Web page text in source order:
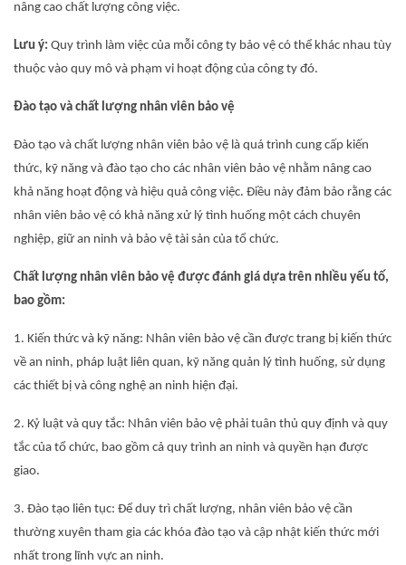
nâng cao chất lượng công việc.
Lưu ý: Quy trình làm việc của mỗi công ty bảo vệ có thể khác nhau tùy
thuộc vào quy mô và phạm vi hoạt động của công ty đó.
Đào tạo và chất lượng nhân viên bảo vệ
Đào tạo và chất lượng nhân viên bảo vệ là quá trình cung cấp kiến
thức, kỹ năng và đào tạo cho các nhân viên bảo vệ nhằm nâng cao
khả năng hoạt động và hiệu quả công việc. Điều này đảm bảo rằng các
nhân viên bảo vệ có khả năng xử lý tình huống một cách chuyên
nghiệp, giữ an ninh và bảo vệ tài sản của tổ chức.
Chất lượng nhân viên bảo vệ được đánh giá dựa trên nhiều yếu tố,
bao gồm:
1. Kiến thức và kỹ năng: Nhân viên bảo vệ cần được trang bị kiến thức
về an ninh, pháp luật liên quan, kỹ năng quản lý tình huống, sử dụng
các thiết bị và công nghệ an ninh hiện đại.
2. Kỷ luật và quy tắc: Nhân viên bảo vệ phải tuân thủ quy định và quy
tắc của tổ chức, bao gồm cả quy trình an ninh và quyền hạn được
giao.
3. Đào tạo liên tục: Để duy trì chất lượng, nhân viên bảo vệ cần
thường xuyên tham gia các khóa đào tạo và cập nhật kiến thức mới
nhất trong lĩnh vực an ninh.